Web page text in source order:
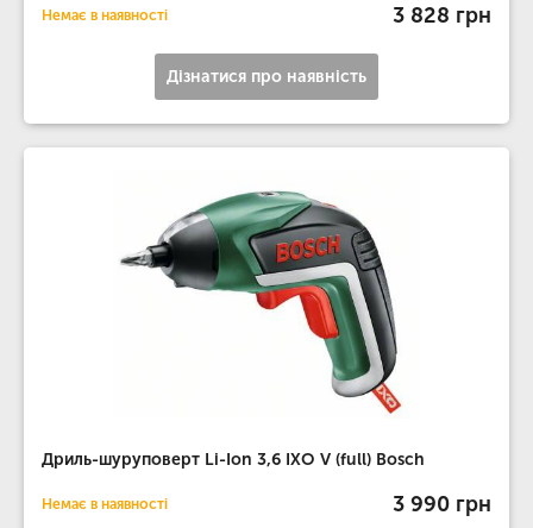
Немає в наявності 3 828 грн
Дізнатися про наявність
Дриль-шуруповерт Li-Ion 3,6 IXO V (full) Bosch
Немає в наявності 3 990 грн